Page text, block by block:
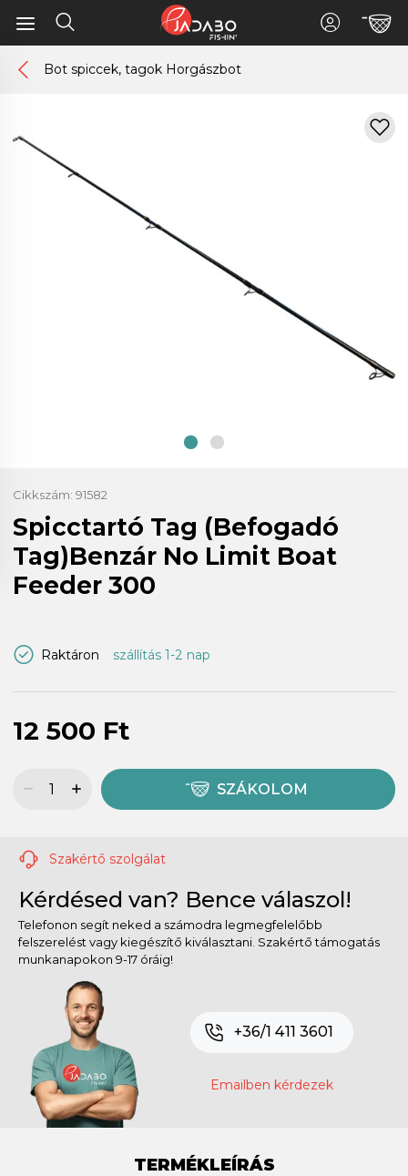
Bot spiccek, tagok Horgászbot
Cikkszám: 91582
Spicctartó Tag (Befogadó
Tag)Benzár No Limit Boat
Feeder 300
Raktáron szállítás 1-2 nap
12 500 Ft
SZÁKOLOM
Szakértő szolgálat
Kérdésed van? Bence válaszol!
Telefonon segít neked a számodra legmegfelelőbb
felszerelést vagy kiegészítő kiválasztani. Szakértő támogatás
munkanapokon 9-17 óráig!
+36/1 411 3601
Emailben kérdezek
TERMÉKLEÍRÁS